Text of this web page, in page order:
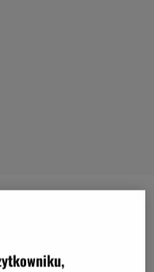
w Warszawie
dniach
ekipyi męża.